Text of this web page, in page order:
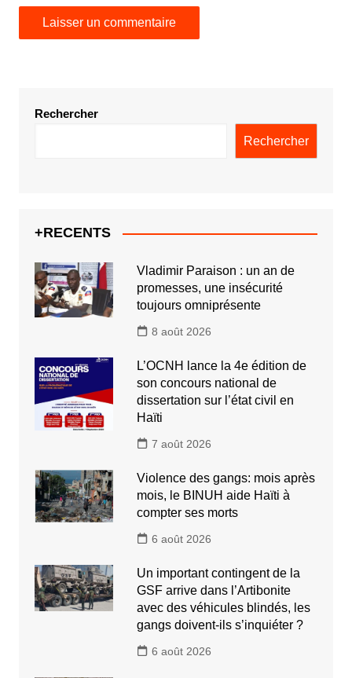
Rechercher
Rechercher
+RECENTS
Vladimir Paraison : un an de
promesses, une insécurité
toujours omniprésente
8 août 2026
L’OCNH lance la 4e édition de
son concours national de
dissertation sur l’état civil en
Haïti
7 août 2026
Violence des gangs: mois après
mois, le BINUH aide Haïti à
compter ses morts
6 août 2026
Un important contingent de la
GSF arrive dans l’Artibonite
avec des véhicules blindés, les
gangs doivent-ils s’inquiéter ?
6 août 2026